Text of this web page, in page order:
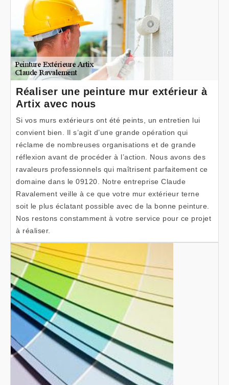
Réaliser une peinture mur extérieur à
Artix avec nous
Si vos murs extérieurs ont été peints, un entretien lui
convient bien. Il s’agit d’une grande opération qui
réclame de nombreuses organisations et de grande
réflexion avant de procéder à l’action. Nous avons des
ravaleurs professionnels qui maîtrisent parfaitement ce
domaine dans le 09120. Notre entreprise Claude
Ravalement veille à ce que votre mur extérieur terne
soit le plus éclatant possible avec de la bonne peinture.
Nos restons constamment à votre service pour ce projet
à réaliser.